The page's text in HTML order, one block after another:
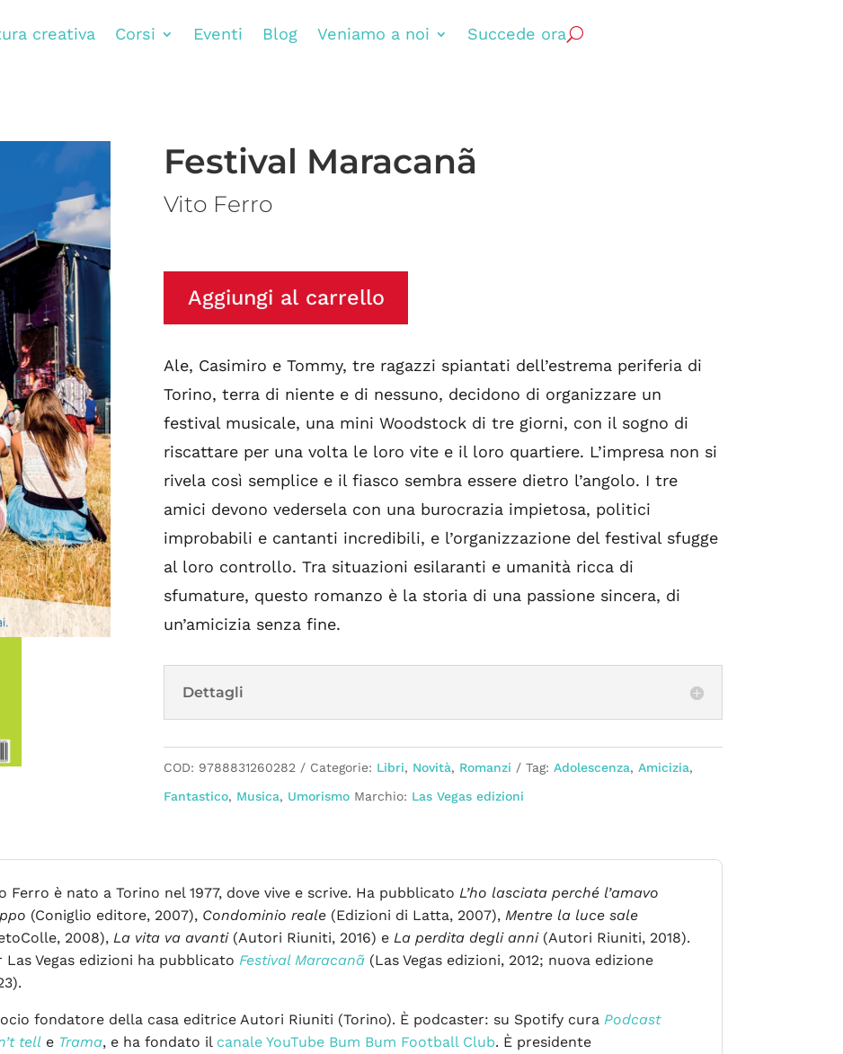
creativa Corsi Eventi Blog Veniamo a noi Succede ora
Festival Maracanã
Vito Ferro
Aggiungi al carrello
Ale, Casimiro e Tommy, tre ragazzi spiantati dell’estrema periferia di
Torino, terra di niente e di nessuno, decidono di organizzare un
festival musicale, una mini Woodstock di tre giorni, con il sogno di
riscattare per una volta le loro vite e il loro quartiere. L’impresa non si
rivela così semplice e il fiasco sembra essere dietro l’angolo. I tre
amici devono vedersela con una burocrazia impietosa, politici
improbabili e cantanti incredibili, e l’organizzazione del festival sfugge
al loro controllo. Tra situazioni esilaranti e umanità ricca di
sfumature, questo romanzo è la storia di una passione sincera, di
un’amicizia senza fine.
Dettagli
COD: 9788831260282 Categorie: Libri, Novità, Romanzi Tag:Adolescenza,Amicizia,
Fantastico, Musica, Umorismo Marchio: Las Vegas edizioni
Ferro è nato a Torino nel 1977, dove vive e scrive. Ha pubblicato L’ho lasciata perché l’amavo
(Coniglio editore, 2007), Condominio reale (Edizioni di Latta, 2007), Mentre la luce sale
2008), La vita va avanti(Autori Riuniti, 2016) e La perdita degli anni(Autori Riuniti, 2018).
Las Vegas edizioni ha pubblicato Festival Maracanã (Las Vegas edizioni, 2012; nuova edizione
fondatore della casa editrice Autori Riuniti (Torino). È podcaster: su Spotify cura Podcast
tell e Trama, e ha fondato il canale YouTube Bum Bum Football Club. È presidente